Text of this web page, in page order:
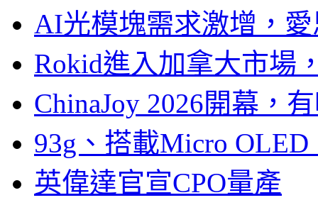
AI光模塊需求激增，
Rokid進入加拿大市場
ChinaJoy 2026開幕，
93g、搭載Micro
英偉達官宣CPO量產